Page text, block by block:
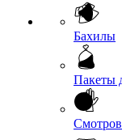
Бахилы
Пакеты